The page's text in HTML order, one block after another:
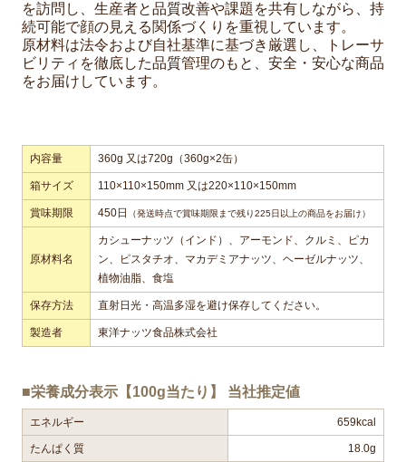
を訪問し、生産者と品質改善や課題を共有しながら、持
続可能で顔の見える関係づくりを重視しています。
原材料は法令および自社基準に基づき厳選し、トレーサ
ビリティを徹底した品質管理のもと、安全・安心な商品
をお届けしています。
内容量 360g 又は720g（360g×2缶）
箱サイズ 110×110×150mm 又は220×110×150mm
賞味期限 450日 （発送時点で賞味期限まで残り225日以上の商品をお届け）
原材料名
カシューナッツ（インド）、アーモンド、クルミ、ピカ
ン、ピスタチオ、マカデミアナッツ、ヘーゼルナッツ、
植物油脂、食塩
保存方法 直射日光・高温多湿を避け保存してください。
製造者 東洋ナッツ食品株式会社
■栄養成分表示【100g当たり】 当社推定値
エネルギー 659kcal
たんぱく質 18.0g